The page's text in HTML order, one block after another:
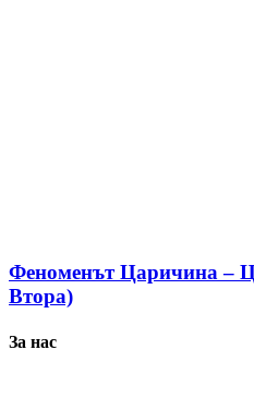
Феноменът Царичина –
Втора)
За нас